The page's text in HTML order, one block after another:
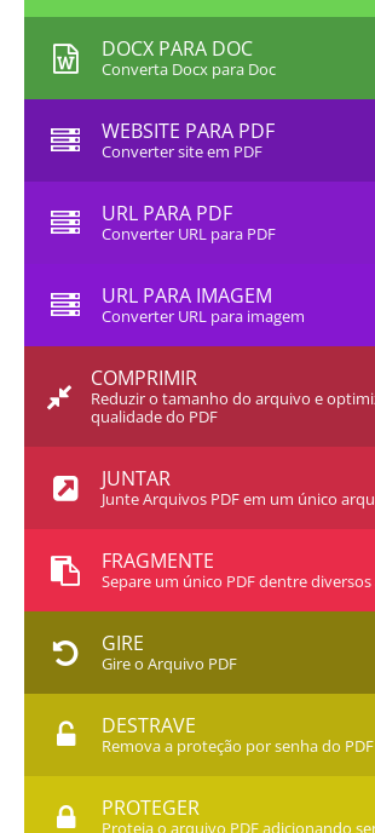
DOCX PARA DOC
Converta Docx para Doc
WEBSITE PARA PDF
Converter site em PDF
URL PARA PDF
Converter URL para PDF
URL PARA IMAGEM
Converter URL para imagem
COMPRIMIR
Reduzir o tamanho do arquivo e
qualidade do PDF
JUNTAR
Junte Arquivos PDF em um único
FRAGMENTE
Separe um único PDF dentre
GIRE
Gire o Arquivo PDF
DESTRAVE
Remova a proteção por senha do PDF
PROTEGER
Proteja o arquivo PDF adicionando